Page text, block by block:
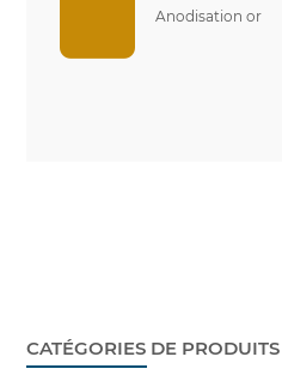
Anodisation or
CATÉGORIES DE PRODUITS